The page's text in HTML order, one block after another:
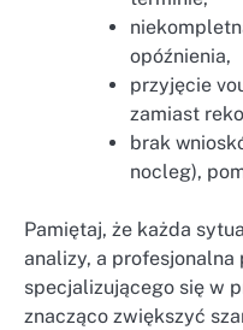
opóźnienia,
przyjęcie
zamiast
brak
nocleg),
Pamiętaj, że każda
analizy, a
specjalizującego się w
znacząco zwiększyć